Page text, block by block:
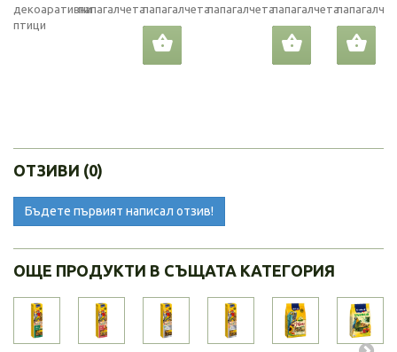
декоаративни
птици
папагалчетапапагалчетапапагалчетапапагалчета
ОТЗИВИ (0)
Бъдете първият написал отзив!
ОЩЕ ПРОДУКТИ В СЪЩАТА КАТЕГОРИЯ